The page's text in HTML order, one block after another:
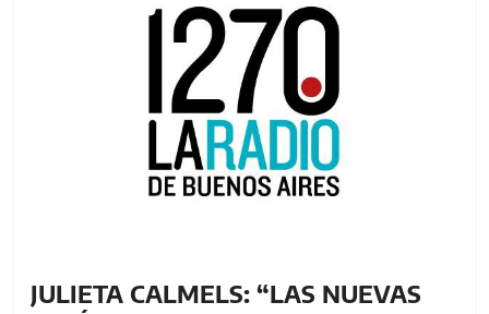
JULIETA CALMELS: “LAS NUEVAS